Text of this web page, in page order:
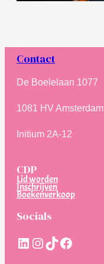
Contact
De Boelelaan 1077
1081 HV Amsterdam
Initium 2A-12
CDP
Lid worden
Inschrijven
Boekenverkoop
Socials
LinkedIn
Instagram
TikTokFacebook